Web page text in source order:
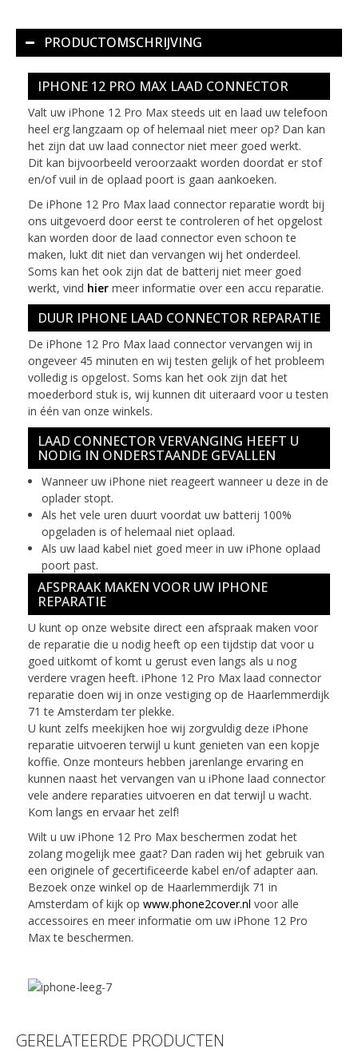
PRODUCTOMSCHRIJVING
IPHONE 12 PRO MAX LAAD CONNECTOR
Valt uw iPhone 12 Pro Max steeds uit en laad uw telefoon
heel erg langzaam op of helemaal niet meer op? Dan kan
het zijn dat uw laad connector niet meer goed werkt.
Dit kan bijvoorbeeld veroorzaakt worden doordat er stof
en/of vuil in de oplaad poort is gaan aankoeken.
De iPhone 12 Pro Max laad connector reparatie wordt bij
ons uitgevoerd door eerst te controleren of het opgelost
kan worden door de laad connector even schoon te
maken, lukt dit niet dan vervangen wij het onderdeel.
Soms kan het ook zijn dat de batterij niet meer goed
werkt, vind hier meer informatie over een accu reparatie.
DUUR IPHONE LAAD CONNECTOR REPARATIE
De iPhone 12 Pro Max laad connector vervangen wij in
ongeveer 45 minuten en wij testen gelijk of het probleem
volledig is opgelost. Soms kan het ook zijn dat het
moederbord stuk is, wij kunnen dit uiteraard voor u testen
in één van onze winkels.
LAAD CONNECTOR VERVANGING HEEFT U
NODIG IN ONDERSTAANDE GEVALLEN
Wanneer uw iPhone niet reageert wanneer u deze in de
oplader stopt.
Als het vele uren duurt voordat uw batterij 100%
opgeladen is of helemaal niet oplaad.
Als uw laad kabel niet goed meer in uw iPhone oplaad
poort past.
AFSPRAAK MAKEN VOOR UW IPHONE
REPARATIE
U kunt op onze website direct een afspraak maken voor
de reparatie die u nodig heeft op een tijdstip dat voor u
goed uitkomt of komt u gerust even langs als u nog
verdere vragen heeft. iPhone 12 Pro Max laad connector
reparatie doen wij in onze vestiging op de Haarlemmerdijk
71 te Amsterdam ter plekke.
U kunt zelfs meekijken hoe wij zorgvuldig deze iPhone
reparatie uitvoeren terwijl u kunt genieten van een kopje
koffie. Onze monteurs hebben jarenlange ervaring en
kunnen naast het vervangen van u iPhone laad connector
vele andere reparaties uitvoeren en dat terwijl u wacht.
Kom langs en ervaar het zelf!
Wilt u uw iPhone 12 Pro Max beschermen zodat het
zolang mogelijk mee gaat? Dan raden wij het gebruik van
een originele of gecertificeerde kabel en/of adapter aan.
Bezoek onze winkel op de Haarlemmerdijk 71 in
Amsterdam of kijk op www.phone2cover.nl voor alle
accessoires en meer informatie om uw iPhone 12 Pro
Max te beschermen.
GERELATEERDE PRODUCTEN